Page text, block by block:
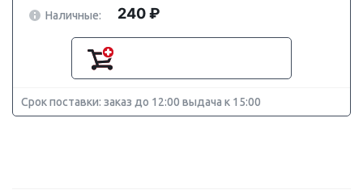
Наличные:
240 ₽
Срок поставки: заказ до 12:00 выдача к 15:00